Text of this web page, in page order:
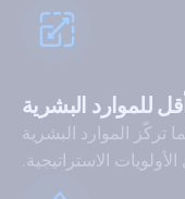
للموارد البشرية
الموارد البشرية
الاستراتيجية.